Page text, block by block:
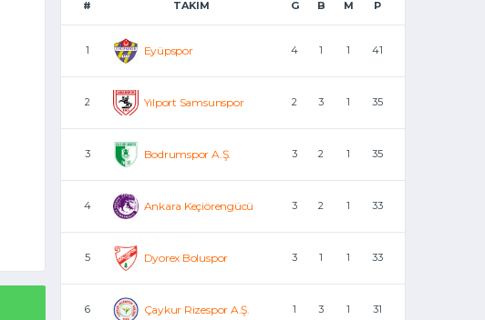
# TAKIM G B M P
1 Eyüpspor 4 1 1 41
2 Yılport Samsunspor 2 3 1 35
3 Bodrumspor A.Ş. 3 2 1 35
4 Ankara Keçiörengücü 3 2 1 33
5 Dyorex Boluspor 3 1 1 33
6 Çaykur Rizespor A.Ş. 1 3 1 31